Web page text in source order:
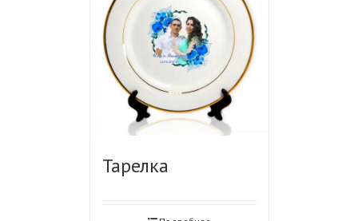
Тарелка